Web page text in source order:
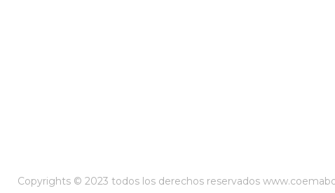
Copyrights © 2023 todos los derechos reservados